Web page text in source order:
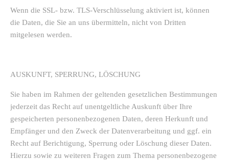
Wenn die SSL- bzw. TLS-Verschlüsselung aktiviert ist, können
die Daten, die Sie an uns übermitteln, nicht von Dritten
mitgelesen werden.
AUSKUNFT, SPERRUNG, LÖSCHUNG
Sie haben im Rahmen der geltenden gesetzlichen Bestimmungen
jederzeit das Recht auf unentgeltliche Auskunft über Ihre
gespeicherten personenbezogenen Daten, deren Herkunft und
Empfänger und den Zweck der Datenverarbeitung und ggf. ein
Recht auf Berichtigung, Sperrung oder Löschung dieser Daten.
Hierzu sowie zu weiteren Fragen zum Thema personenbezogene